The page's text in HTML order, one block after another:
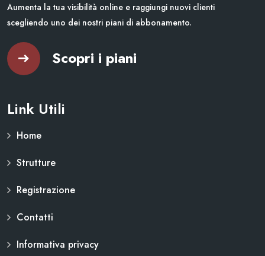
Aumenta la tua visibilità online e raggiungi nuovi clienti
scegliendo uno dei nostri piani di abbonamento.
Scopri i piani
Link Utili
Home
Strutture
Registrazione
Contatti
Informativa privacy